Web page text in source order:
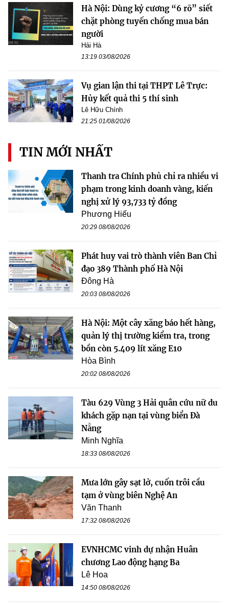
Hà Nội: Dùng kỷ cương “6 rõ” siết
chặt phòng tuyến chống mua bán
người
Hải Hà
13:19 03/08/2026
Vụ gian lận thi tại THPT Lê Trực:
Hủy kết quả thi 5 thí sinh
Lê Hữu Chính
21:25 01/08/2026
TIN MỚI NHẤT
Thanh tra Chính phủ chỉ ra nhiều vi
phạm trong kinh doanh vàng, kiến
nghị xử lý 93,733 tỷ đồng
Phương Hiếu
20:29 08/08/2026
Phát huy vai trò thành viên Ban Chỉ
đạo 389 Thành phố Hà Nội
Đông Hà
20:03 08/08/2026
Hà Nội: Một cây xăng báo hết hàng,
quản lý thị trường kiểm tra, trong
bồn còn 5.409 lít xăng E10
Hòa Bình
20:02 08/08/2026
Tàu 629 Vùng 3 Hải quân cứu nữ du
khách gặp nạn tại vùng biển Đà
Nẵng
Minh Nghĩa
18:33 08/08/2026
Mưa lớn gây sạt lở, cuốn trôi cầu
tạm ở vùng biên Nghệ An
Văn Thanh
17:32 08/08/2026
EVNHCMC vinh dự nhận Huân
chương Lao động hạng Ba
Lê Hoa
14:50 08/08/2026